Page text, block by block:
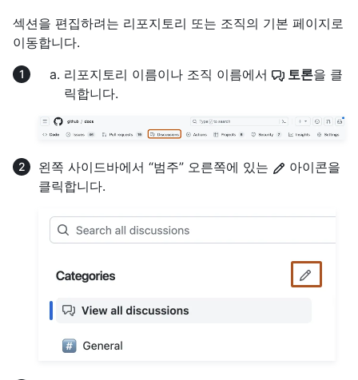
섹션을 편집하려는 리포지토리 또는 조직의 기본 페이지로
이동합니다.
리포지토리 이름이나 조직 이름에서
토론을 클
릭합니다.
왼쪽 사이드바에서 “범주” 오른쪽에 있는
아이콘을
클릭합니다.